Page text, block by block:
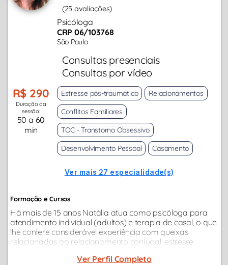
(25 avaliações)
Psicóloga
CRP 06/103768
São Paulo
Consultas presenciais
Consultas por vídeo
R$ 290
Duração da
sessão:
50 a 60
min
Estresse pós-traumático
Relacionamentos
Conflitos Familiares
TOC - Transtorno Obsessivo
Desenvolvimento Pessoal
Casamento
Ver mais 27 especialidade(s)
Formação e Cursos
Há mais de 15 anos Natália atua como psicóloga para
atendimento individual (adultos) e terapia de casal, o que
lhe confere considerável experiência com queixas
relacionadas ao relacionamento conjugal, estresse
Ver Perfil Completo